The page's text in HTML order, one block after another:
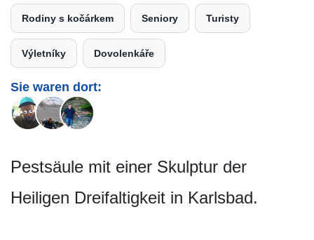
Rodiny s kočárkem Seniory Turisty
Výletníky Dovolenkáře
Sie waren dort:
Pestsäule mit einer Skulptur der
Heiligen Dreifaltigkeit in Karlsbad.